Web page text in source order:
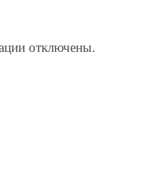
отключены.